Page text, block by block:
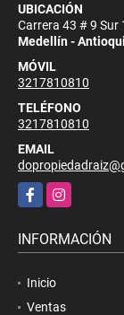
UBICACIÓN
Carrera 43 # 9 Sur
Medellín -
MÓVIL
3217810810
TELÉFONO
3217810810
EMAIL
FacebookInstagram
INFORMACIÓN
Inicio
Ventas